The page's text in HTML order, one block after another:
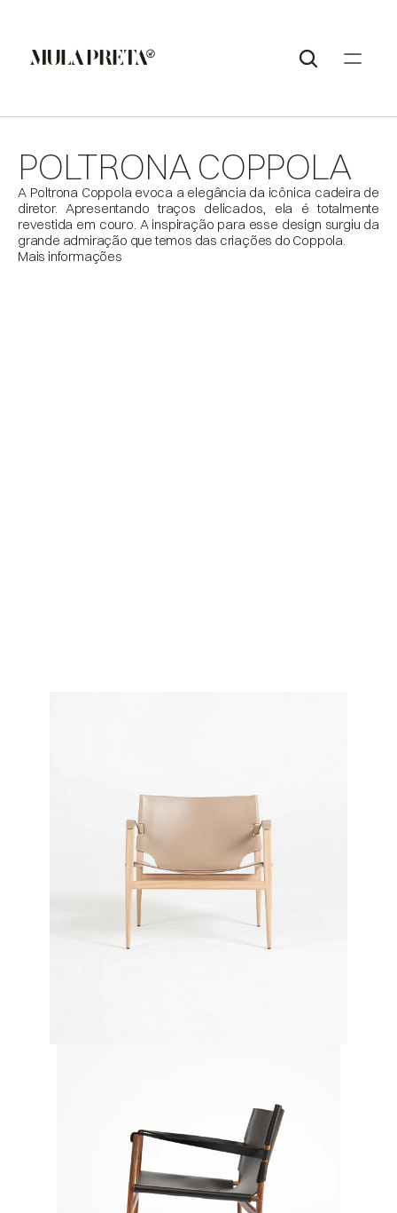
POLTRONA COPPOLA
A Poltrona Coppola evoca a elegância da icônica cadeira de
diretor. Apresentando traços delicados, ela é totalmente
revestida em couro. A inspiração para esse design surgiu da
Mais informações